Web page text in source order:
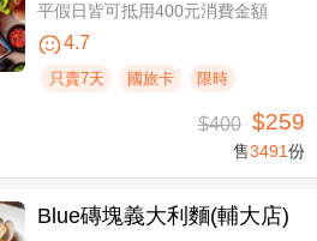
平假日皆可抵用400元消費金額
4.7
只賣7天 國旅卡 限時
$400 $259
售3491份
Blue磚塊義大利麵(輔大店)